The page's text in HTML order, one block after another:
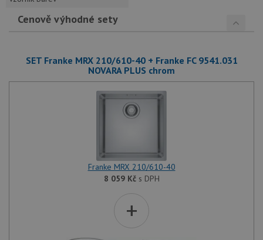
Cenově výhodné sety
SET Franke MRX 210/610-40 + Franke FC 9541.031
NOVARA PLUS chrom
Franke MRX 210/610-40
8 059 Kčs DPH
+